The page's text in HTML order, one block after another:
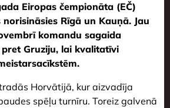
Eiropas čempionāta (EČ)
Rīgā un Kauņā. Jau
komandu sagaida
Gruziju, lai kvalitatīvi
Horvātijā, kur aizvadīja
spēļu turnīru. Toreiz galvenā